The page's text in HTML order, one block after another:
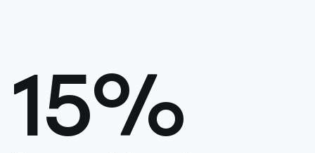
15%